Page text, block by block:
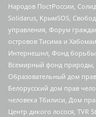
Народов ПостРоссии,
Solidarus, КрымSOS,
управления, Форум
островов Тисима и
Интернешнл, Фонд борьбы
Всемирный фонд природы,
Образовательный дом
Белорусский дом прав
человека Тбилиси, Дом
Центр дикого лосося, TVR